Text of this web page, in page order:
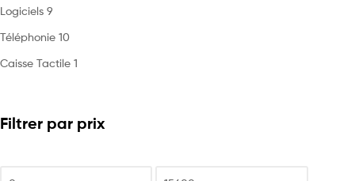
Logiciels 9
Téléphonie 10
Caisse Tactile 1
Filtrer par prix